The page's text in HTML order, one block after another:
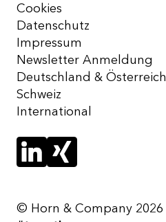
Cookies
Datenschutz
Impressum
Newsletter Anmeldung
Deutschland & Österreich
Schweiz
International
© Horn & Company 2026